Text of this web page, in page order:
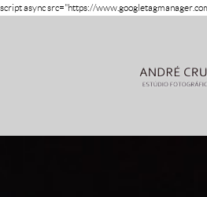
script async src="https://